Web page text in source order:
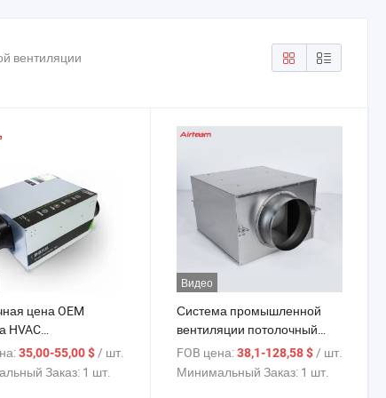
вентиляции
цена OEM
HVAC
вентилятор
OEM
35,00-55,00 $/ шт.
Заказ: 1 шт.
Видео
Система промышленной
вентиляции потолочный
электрический вытяжной
бесшумный вентилятор
FOB цена: 38,1-128,58 $/ шт.
Минимальный Заказ: 1 шт.